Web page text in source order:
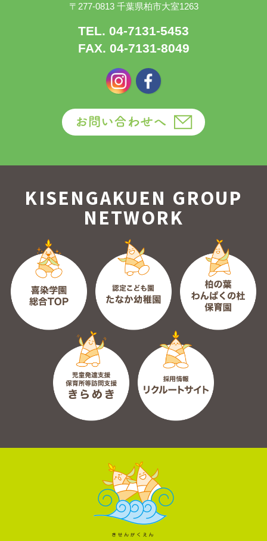
〒277-0813 千葉県柏市大室1263
TEL. 04-7131-5453
FAX. 04-7131-8049
KISENGAKUEN GROUP
NETWORK